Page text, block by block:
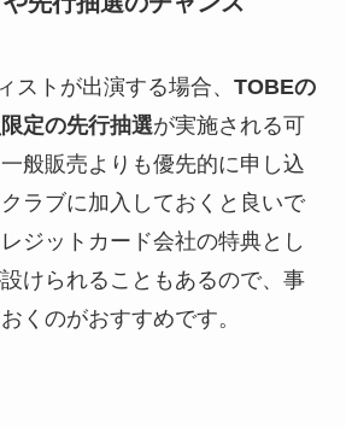
ストが出演する場合、 TOBEの
定の先行抽選が実施される可
般販売よりも優先的に申し込
ラブに加入しておくと良いで
ジットカード会社の特典とし
けられることもあるので、事
くのがおすすめです。